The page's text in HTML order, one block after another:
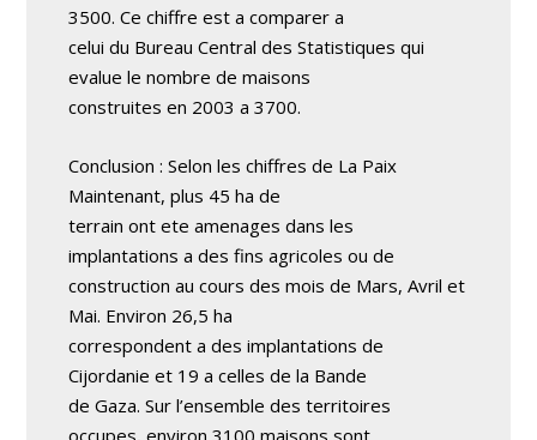
3500. Ce chiffre est a comparer a
celui du Bureau Central des Statistiques qui
evalue le nombre de maisons
construites en 2003 a 3700.
Conclusion : Selon les chiffres de La Paix
Maintenant, plus 45 ha de
terrain ont ete amenages dans les
implantations a des fins agricoles ou de
construction au cours des mois de Mars, Avril et
Mai. Environ 26,5 ha
correspondent a des implantations de
Cijordanie et 19 a celles de la Bande
de Gaza. Sur l’ensemble des territoires
occupes, environ 3100 maisons sont